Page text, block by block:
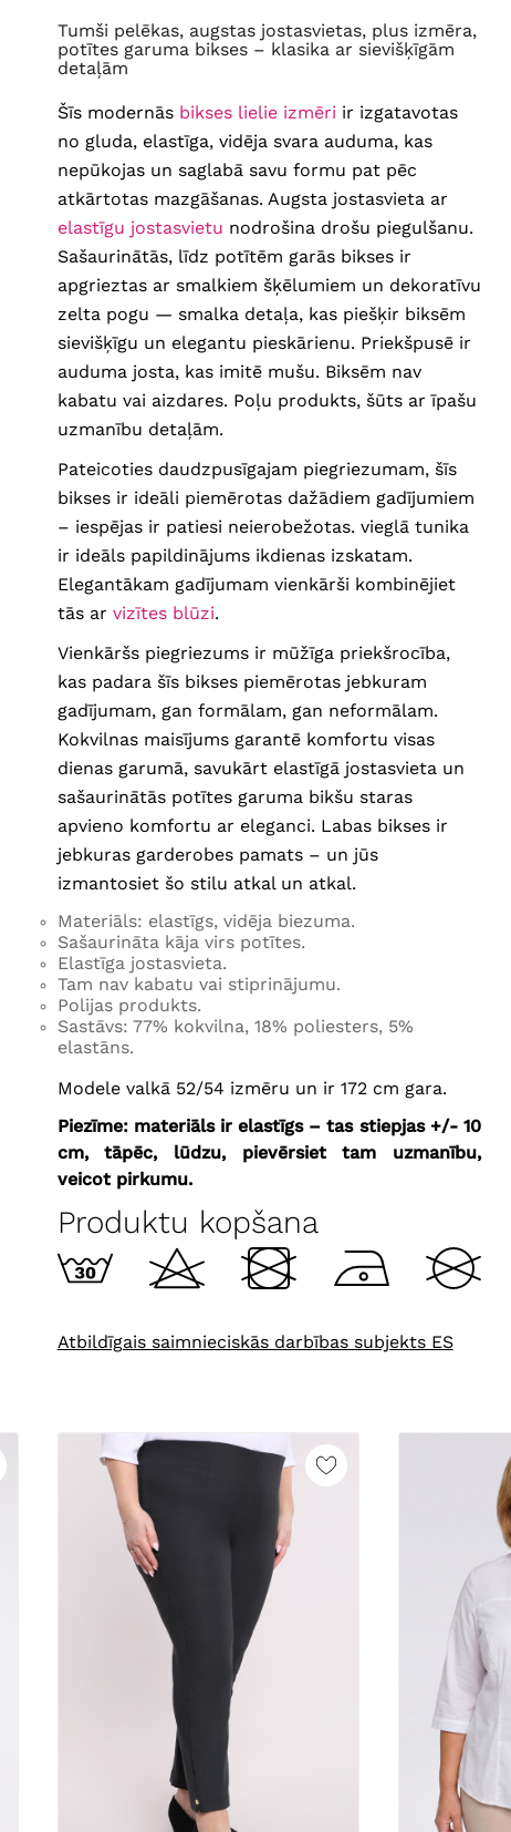
augšstilba apkārtmērs
56 cm,
potītes apkārtmērs 38 cm
vidukļa apkārtmērs 98-166 cm,
un aizmugurē 30/41 cm,
augšstilba apkārtmērs
58 cm
potītes apkārtmērs 38 cm
60
vidukļa apkārtmērs 102-170 cm
gūžas apkārtmērs
124-144 cm
garums 97 cm, stāvoklis priekšā
un aizmugurē 31/42 cm,
augšstilba apkārtmērs 62 cm,
potītes apkārtmērs 40 cm
62
vidukļa apkārtmērs 104-188 cm
gūžas apkārtmērs 128-148 cm,
garums 97 cm, stāvoklis priekšā
un aizmugurē
32/42 cm,
augšstilba apkārtmērs 64 cm,
potītes apkārtmērs
44 cm
64
vidukļa apkārtmērs 108-194 cm
gūžas apkārtmērs 132-152 cm ,
un aizmugurē
potītes apkārtmērs 44 cm
Tumši pelēkas, augstas jostasvietas, plus izmēra,
potītes garuma bikses – klasika ar sievišķīgām
detaļām
Šīs modernās bikses lielie izmēri ir izgatavotas
no gluda, elastīga, vidēja svara auduma, kas
nepūkojas un saglabā savu formu pat pēc
atkārtotas mazgāšanas. Augsta jostasvieta ar
elastīgu jostasvietu nodrošina drošu piegulšanu.
Sašaurinātās, līdz potītēm garās bikses ir
apgrieztas ar smalkiem šķēlumiem un dekoratīvu
zelta pogu — smalka detaļa, kas piešķir biksēm
sievišķīgu un elegantu pieskārienu. Priekšpusē ir
auduma josta, kas imitē mušu. Biksēm nav
kabatu vai aizdares. Poļu produkts, šūts ar īpašu
uzmanību detaļām.
Pateicoties daudzpusīgajam piegriezumam, šīs
bikses ir ideāli piemērotas dažādiem gadījumiem
– iespējas ir patiesi neierobežotas. vieglā tunika
ir ideāls papildinājums ikdienas izskatam.
Elegantākam gadījumam vienkārši kombinējiet
tās ar vizītes blūzi.
Vienkāršs piegriezums ir mūžīga priekšrocība,
kas padara šīs bikses piemērotas jebkuram
gadījumam, gan formālam, gan neformālam.
Kokvilnas maisījums garantē komfortu visas
dienas garumā, savukārt elastīgā jostasvieta un
sašaurinātās potītes garuma bikšu staras
apvieno komfortu ar eleganci. Labas bikses ir
jebkuras garderobes pamats – un jūs
izmantosiet šo stilu atkal un atkal.
Materiāls: elastīgs, vidēja biezuma.
Sašaurināta kāja virs potītes.
Elastīga jostasvieta.
Tam nav kabatu vai stiprinājumu.
Polijas produkts.
Sastāvs: 77% kokvilna, 18% poliesters, 5%
elastāns.
Modele valkā 52/54 izmēru un ir 172 cm gara.
Piezīme: materiāls ir elastīgs – tas stiepjas +/- 10
cm, tāpēc, lūdzu, pievērsiet tam uzmanību,
veicot pirkumu.
Produktu kopšana
Atbildīgais saimnieciskās darbības subjekts ES